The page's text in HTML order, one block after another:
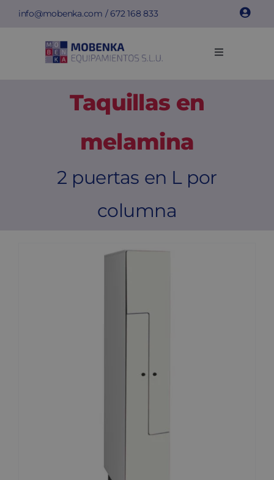
Saltar
contenido
info@mobenka.com /672 168 833
Toggle
Taquillas en
melamina
2 puertas en L por
columna